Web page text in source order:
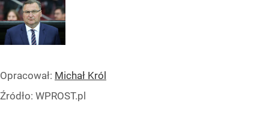
Opracował: Michał Król
Źródło: WPROST.pl